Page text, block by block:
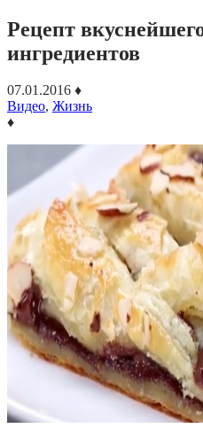
Рецепт
ингредиентов
07.01.2016 ♦
Видео, Жизнь
♦